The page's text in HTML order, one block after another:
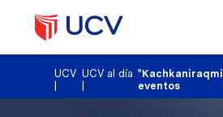
UCV UCV al día
eventos